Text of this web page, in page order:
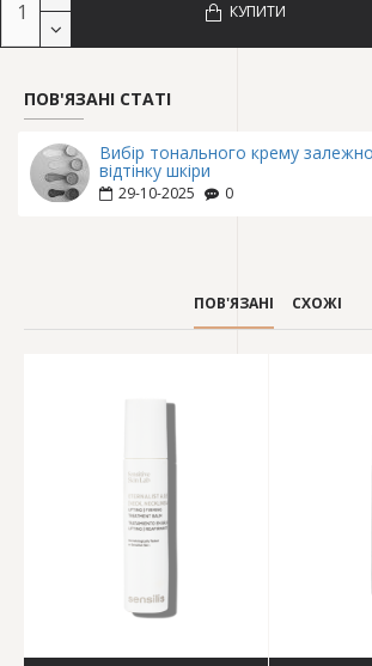
КУПИТИ
ПОВ'ЯЗАНІ СТАТІ
Вибір тонального крему
відтінку шкіри
29-10-2025 0
ПОВ'ЯЗАНІ СХОЖІ